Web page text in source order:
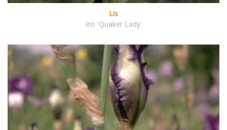
Lis
Iris 'Quaker Lady'